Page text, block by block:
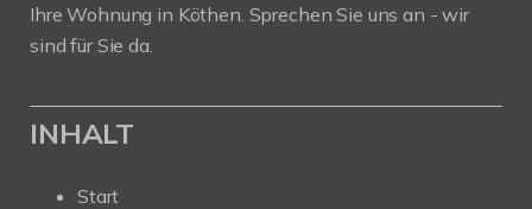
Ihre Wohnung in Köthen. Sprechen Sie uns an - wir
sind für Sie da.
INHALT
Start